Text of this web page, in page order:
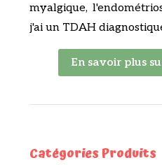
myalgique,
j'ai un TDAH
En savoir plus
Catégories Produits